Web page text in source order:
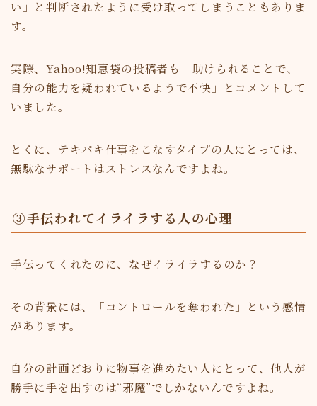
い」と判断されたように受け取ってしまうこともありま
す。
実際、Yahoo!知恵袋の投稿者も「助けられることで、
自分の能力を疑われているようで不快」とコメントして
いました。
とくに、テキパキ仕事をこなすタイプの人にとっては、
無駄なサポートはストレスなんですよね。
③手伝われてイライラする人の心理
手伝ってくれたのに、なぜイライラするのか？
その背景には、「コントロールを奪われた」という感情
があります。
自分の計画どおりに物事を進めたい人にとって、他人が
勝手に手を出すのは“邪魔”でしかないんですよね。